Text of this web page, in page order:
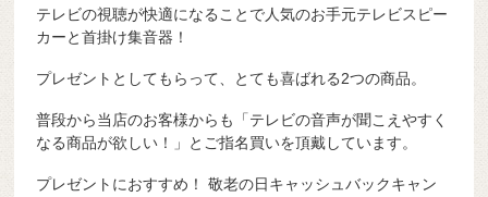
テレビの視聴が快適になることで人気のお手元テレビスピー
カーと首掛け集音器！
プレゼントとしてもらって、とても喜ばれる2つの商品。
普段から当店のお客様からも「テレビの音声が聞こえやすく
なる商品が欲しい！」とご指名買いを頂戴しています。
プレゼントにおすすめ！ 敬老の日キャッシュバックキャン